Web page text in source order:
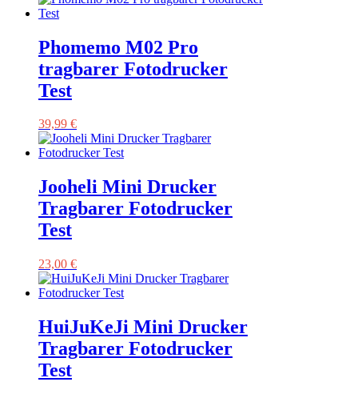
Phomemo M02 Pro
tragbarer Fotodrucker
Test
39,99 €
Jooheli Mini Drucker
Tragbarer Fotodrucker
Test
23,00 €
HuiJuKeJi Mini Drucker
Tragbarer Fotodrucker
Test